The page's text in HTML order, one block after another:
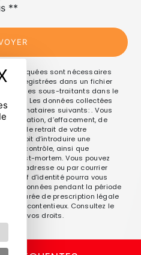
Masquer le
**
sont nécessaires
enregistrées dans un fichier
à et ses sous-traitants dans le
Les données collectées
destinataires suivants: . Vous
rectification, d’effacement, de
de retrait de votre
du droit d’introduire une
de contrôle, ainsi que
post-mortem. Vous pouvez
à l'adresse ou par courrier
d'identité pourra vous
vos données pendant la période
la durée de prescription légale
des contentieux. Consultez le
sur vos droits.